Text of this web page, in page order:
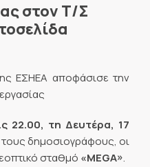
στον Τ/Σ
ΕΣΗΕΑ αποφάσισε την
22.00, τη Δευτέρα, 17
τους δημοσιογράφους, οι
σταθμό «MEGA».